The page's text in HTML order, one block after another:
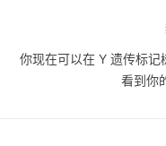
你现在可以在 Y 遗传标记
看到你